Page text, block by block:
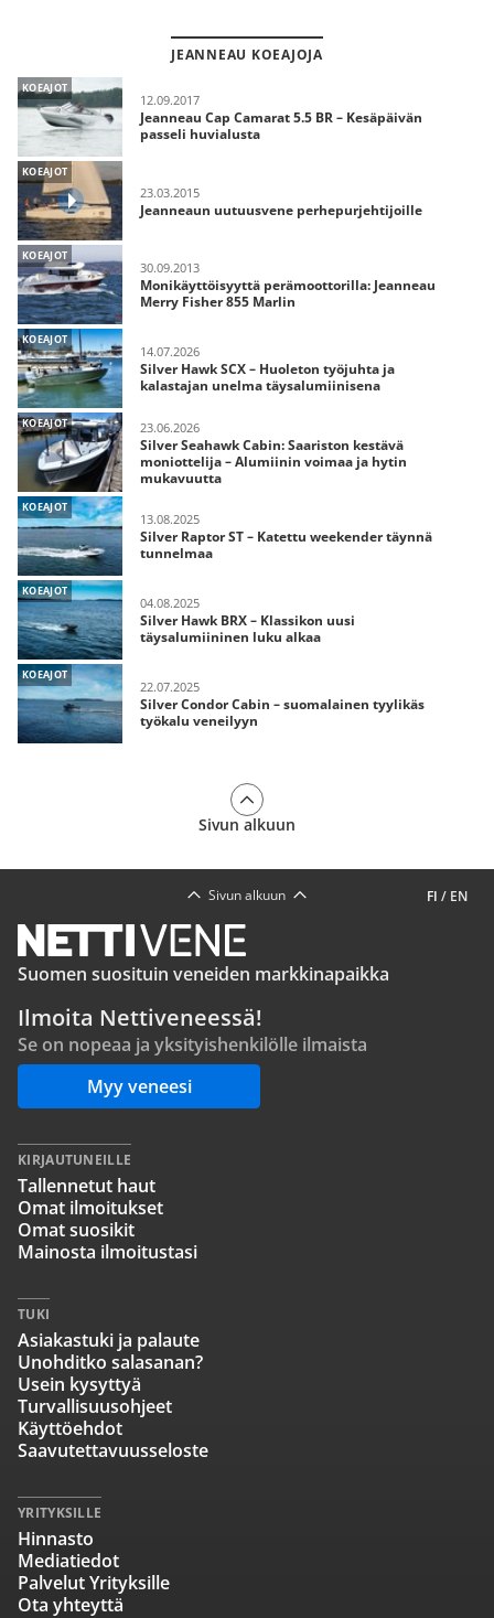
JEANNEAU KOEAJOJA
KOEAJOT
12.09.2017
Jeanneau Cap Camarat 5.5 BR – Kesäpäivän
passeli huvialusta
KOEAJOT
23.03.2015
Jeanneaun uutuusvene perhepurjehtijoille
KOEAJOT
30.09.2013
Monikäyttöisyyttä perämoottorilla: Jeanneau
Merry Fisher 855 Marlin
KOEAJOT
14.07.2026
Silver Hawk SCX – Huoleton työjuhta ja
kalastajan unelma täysalumiinisena
KOEAJOT 23.06.2026
Silver Seahawk Cabin: Saariston kestävä
moniottelija – Alumiinin voimaa ja hytin
mukavuutta
KOEAJOT
13.08.2025
Silver Raptor ST – Katettu weekender täynnä
tunnelmaa
KOEAJOT
04.08.2025
Silver Hawk BRX – Klassikon uusi
täysalumiininen luku alkaa
KOEAJOT
22.07.2025
Silver Condor Cabin – suomalainen tyylikäs
työkalu veneilyyn
Sivun alkuun
FI / EN
Sivun alkuun
Suomen suosituin veneiden markkinapaikka
Ilmoita Nettiveneessä!
Se on nopeaa ja yksityishenkilölle ilmaista
Myy veneesi
KIRJAUTUNEILLE
Tallennetut haut
Omat ilmoitukset
Omat suosikit
Mainosta ilmoitustasi
TUKI
Asiakastuki ja palaute
Unohditko salasanan?
Usein kysyttyä
Turvallisuusohjeet
Käyttöehdot
Saavutettavuusseloste
YRITYKSILLE
Hinnasto
Mediatiedot
Palvelut Yrityksille
Ota yhteyttä